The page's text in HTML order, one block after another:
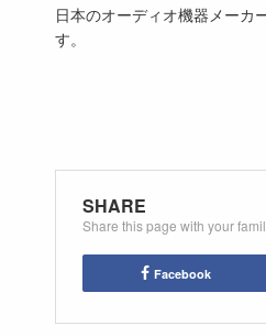
日本のオーディオ機器メーカ
す。
SHARE
Share this page with your
Facebook